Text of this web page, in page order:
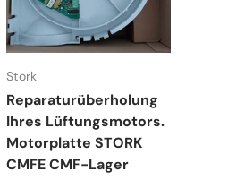
Stork
Reparaturüberholung
Ihres Lüftungsmotors.
Motorplatte STORK
CMFE CMF-Lager